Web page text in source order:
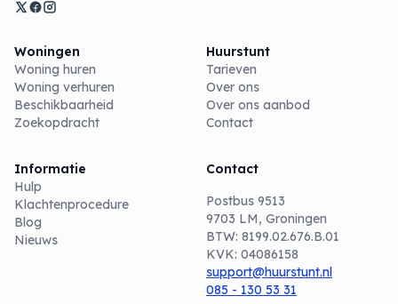
Woningen
Woning huren
Woning verhuren
Beschikbaarheid
Zoekopdracht
Huurstunt
Tarieven
Over ons
Over ons aanbod
Contact
Informatie
Hulp
Klachtenprocedure
Blog
Nieuws
Contact
Postbus 9513
9703 LM, Groningen
BTW: 8199.02.676.B.01
KVK: 04086158
support@huurstunt.nl
085 - 130 53 31